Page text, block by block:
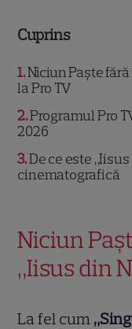
Cuprins
1 Niciun Paște
la Pro TV
2 Programul Pro
2026
3 De ce este
cinematografică
Niciun
„Iisus din
La fel cum